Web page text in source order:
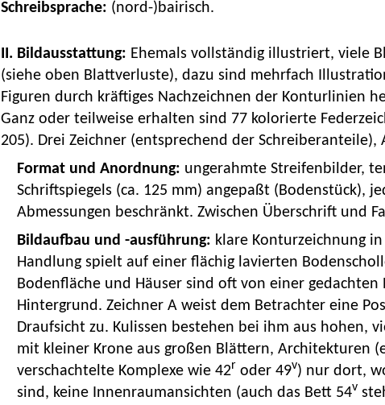
Schreibsprache: (nord-)bairisch.
II. Bildausstattung: Ehemals vollständig illustriert, viele
(siehe oben Blattverluste), dazu sind mehrfach
Figuren durch kräftiges Nachzeichnen der Konturlinien
Ganz oder teilweise erhalten sind 77 kolorierte
205). Drei Zeichner (entsprechend der Schreiberanteile),
Format und Anordnung: ungerahmte Streifenbilder,
Schriftspiegels (ca. 125 mm) angepaßt (Bodenstück),
Abmessungen beschränkt. Zwischen Überschrift und
Bildaufbau und -ausführung: klare Konturzeichnung
Handlung spielt auf einer flächig lavierten
Bodenfläche und Häuser sind oft von einer gedachten
Hintergrund. Zeichner A weist dem Betrachter eine
Draufsicht zu. Kulissen bestehen bei ihm aus hohen,
mit kleiner Krone aus großen Blättern, Architekturen
verschachtelte Komplexe wie 42r oder 49v) nur dort,
sind, keine Innenraumansichten (auch das Bett 54v